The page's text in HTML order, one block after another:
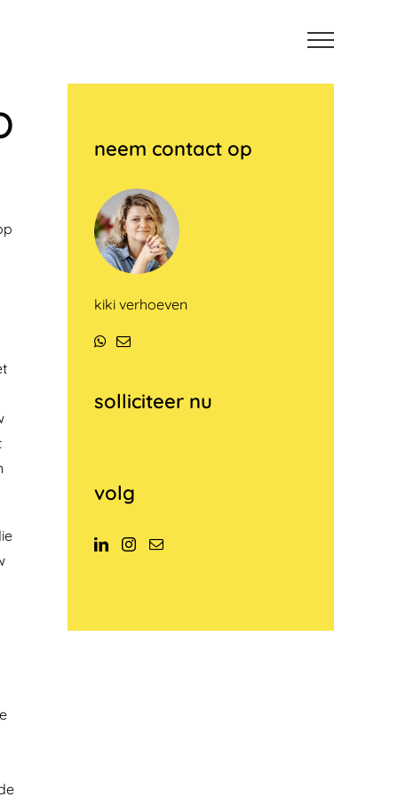
neem contact op
kiki verhoeven
WhatsApp
E-
solliciteer nu
volg